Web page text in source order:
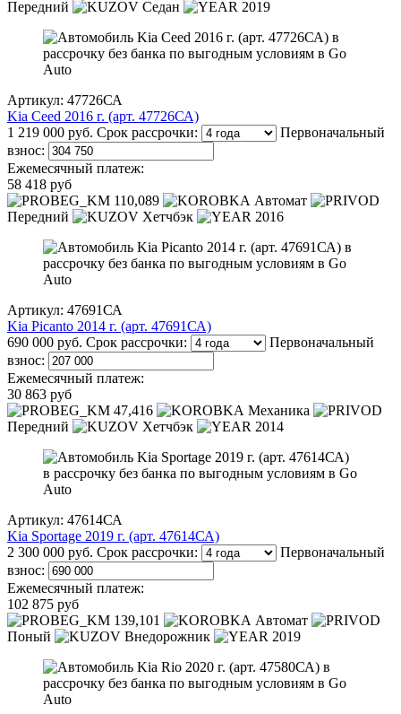
Передний Седан 2019
Артикул: 47726СА
Kia Ceed 2016 г. (арт. 47726СА)
1 219 000 руб. Срок рассрочки:
Первоначальный
взнос:
Ежемесячный платеж:
58 418 руб
110,089
Автомат
Передний
Хетчбэк 2016
Артикул: 47691СА
Kia Picanto 2014 г. (арт. 47691СА)
690 000 руб. Срок рассрочки:
Первоначальный
взнос:
Ежемесячный платеж:
30 863 руб
47,416
Механика
Передний
Хетчбэк 2014
Артикул: 47614СА
Kia Sportage 2019 г. (арт. 47614СА)
2 300 000 руб. Срок рассрочки:
Первоначальный
взнос:
Ежемесячный платеж:
102 875 руб
139,101
Автомат
Поный
Внедорожник 2019